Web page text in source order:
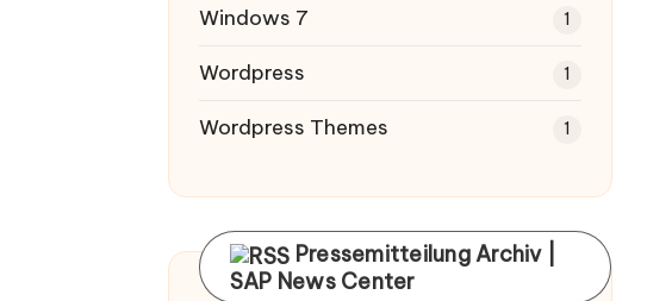
Windows 7 1
Wordpress 1
Wordpress Themes 1
Pressemitteilung Archiv |
SAP News Center